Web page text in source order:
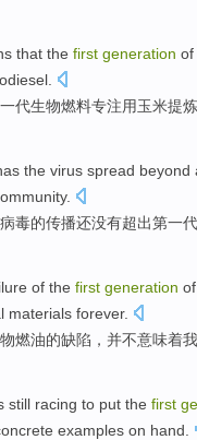
that the first generation of
代生物燃料专注用玉米提炼
the virus spread beyond
.
病毒的传播还没有超出第一代
of the first generation of
materials forever.
燃油的缺陷，并不意味着
still racing to put the first
examples on hand.